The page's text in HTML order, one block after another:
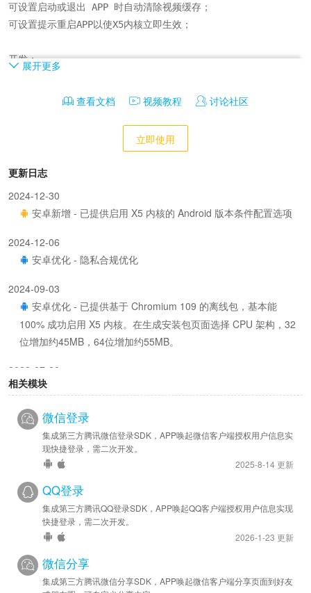
可设置启动或退出 APP 时自动清除视频缓存；
可设置提示重启APP以使X5内核立即生效；
开发： 展开更多
查看文档 视频教程 讨论社区
立即使用
更新日志
2024-12-30
安卓新增 - 已提供启用 X5 内核的 Android 版本条件配置选项
2024-12-06
安卓优化 - 隐私合规优化
2024-09-03
安卓优化 - 已提供基于 Chromium 109 的离线包，基本能
100% 成功启用 X5 内核。在生成安装包页面选择 CPU 架构，32
位增加约45MB，64位增加约55MB。
2023-07-20
安卓优化 - SDK 已升级至 v44286
2022-09-29
安卓优化 - SDK 已升级至 v44226
2022-08-01
安卓优化 - SDK 已升级至 v44216
2022-06-16
安卓优化 - SDK 已升级至 v44199
2022-05-12
安卓优化 - SDK 已升级至 v44181
相关模块
微信登录
集成第三方腾讯微信登录SDK，APP唤起微信客户端授权用户信息实
现快捷登录，需二次开发。
2025-8-14 更新
QQ登录
集成第三方腾讯QQ登录SDK，APP唤起QQ客户端授权用户信息实现
快捷登录，需二次开发。
2026-1-23 更新
微信分享
集成第三方腾讯微信分享SDK，APP唤起微信客户端分享页面到好友